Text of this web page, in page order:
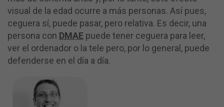
visual de la edad ocurre a más personas. Así pues,
ceguera sí, puede pasar, pero relativa. Es decir, una
persona con DMAE puede tener ceguera para leer,
ver el ordenador o la tele pero, por lo general, puede
defenderse en el día a día.